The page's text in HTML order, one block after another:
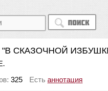
Поиск
"В СКАЗОЧНОЙ
325 Есть аннотация